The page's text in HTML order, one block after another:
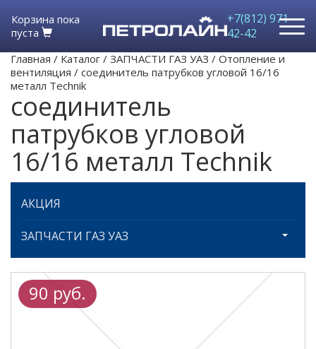
Корзина пока
пуста
+7(812) 971-
42-42
Главная / Каталог / ЗАПЧАСТИ ГАЗ УАЗ / Отопление и
вентиляция / соединитель патрубков угловой 16/16
металл Technik
соединитель
патрубков угловой
16/16 металл Technik
АКЦИЯ
ЗАПЧАСТИ ГАЗ УАЗ
90 руб.